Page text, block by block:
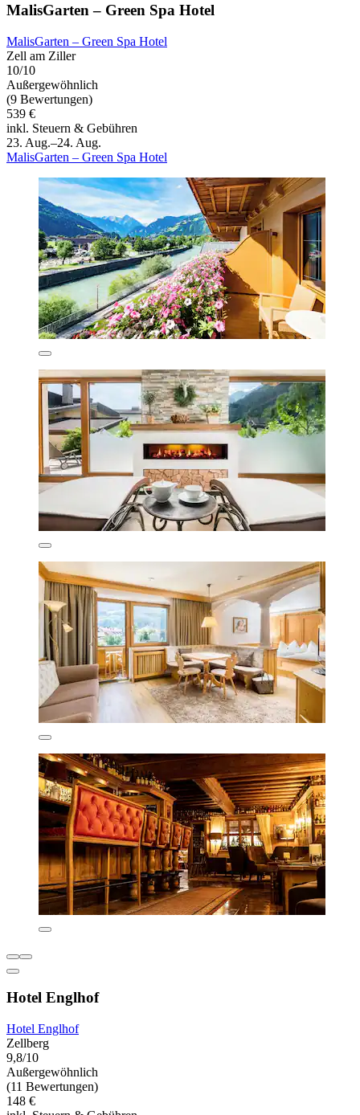
MalisGarten – Green Spa Hotel
MalisGarten – Green Spa Hotel
Zell am Ziller
10/10
Außergewöhnlich
(9 Bewertungen)
539 €
inkl. Steuern & Gebühren
23. Aug.–24. Aug.
MalisGarten – Green Spa Hotel
Hotel Englhof
Hotel Englhof
Zellberg
9,8/10
Außergewöhnlich
(11 Bewertungen)
148 €